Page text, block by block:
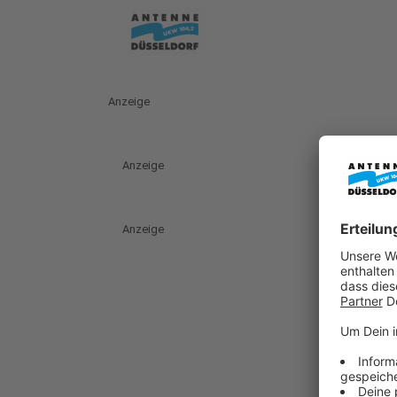
Anzeige
Anzeige
Anzeige